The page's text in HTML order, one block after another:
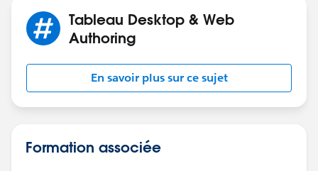
Tableau Desktop & Web
Authoring
En savoir plus sur ce sujet
Formation associée